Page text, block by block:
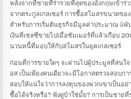
หลังจากที่ชายที่ร่ํารวยที่สุดของอังกฤษเข้าร่
จากตระกูลเกลเซอร์ การซื้อสโมสรขนาดขอ
สําหรับการเริ่มต้นธุรกิจมีมูลค่าประมาณ 5พั
เงินที่เชลซีขายไปเมื่อซัมเมอร์ที่แล้วเกือบ
นวนหนี้ที่มอบให้กับสโมสรในยุคเกลเซอร์
ก่อนที่การขายใดๆ จะผ่านไปผู้ประมูลที่สนใ
อส เป็นเพียงคนเดียวจะมีโอกาสตรวจสอบก
สอบให้แน่ใจว่าการลงทุนของพวกเขาเป็นอ
ซื้อได้จริงหรือ? ฟังดูบ้าใช่มั้ย? การเป็นชาย